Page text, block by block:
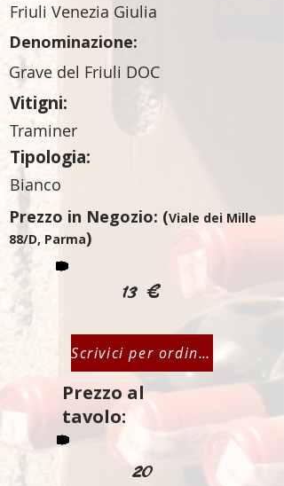
Friuli Venezia Giulia
Denominazione:
Grave del Friuli DOC
Vitigni:
Traminer
Tipologia:
Bianco
Prezzo in Negozio: (Viale dei Mille
88/D, Parma)
13 €
Scrivici per ordinare
Prezzo al
tavolo:
20